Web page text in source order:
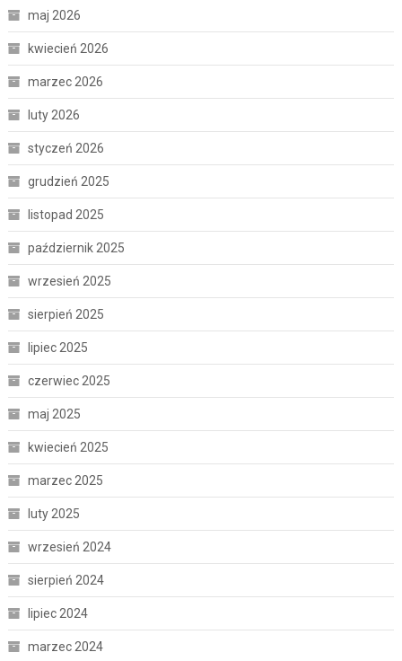
maj 2026
kwiecień 2026
marzec 2026
luty 2026
styczeń 2026
grudzień 2025
listopad 2025
październik 2025
wrzesień 2025
sierpień 2025
lipiec 2025
czerwiec 2025
maj 2025
kwiecień 2025
marzec 2025
luty 2025
wrzesień 2024
sierpień 2024
lipiec 2024
marzec 2024